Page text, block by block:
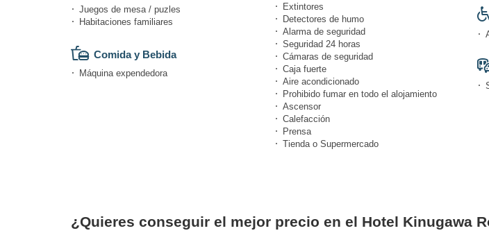
Juegos de mesa / puzles
Habitaciones familiares
Comida y Bebida
Máquina expendedora
Extintores
Detectores de humo
Alarma de seguridad
Seguridad 24 horas
Cámaras de seguridad
Caja fuerte
Aire acondicionado
Prohibido fumar en todo el alojamiento
Ascensor
Calefacción
Prensa
Tienda o Supermercado
¿Quieres conseguir el mejor precio en el Hotel Kinugawa